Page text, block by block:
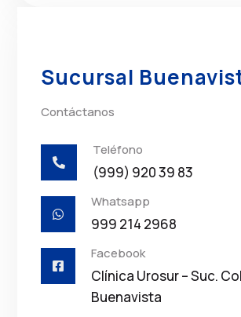
Sucursal
Contáctanos

Teléfono
(999) 920 39 83

Whatsapp
999 214 2968

Facebook
Clínica Urosur – Suc.
Buenavista